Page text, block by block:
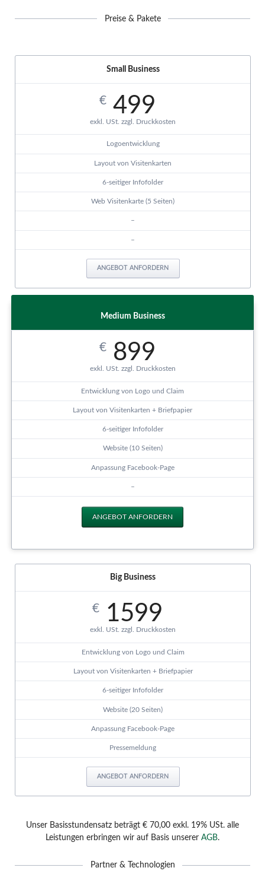
Preise & Pakete
Small Business
€ 499
exkl. USt. zzgl. Druckkosten
Logoentwicklung
Layout von Visitenkarten
6-seitiger Infofolder
Web Visitenkarte (5 Seiten)
–
–
ANGEBOT ANFORDERN
Medium Business
€899
exkl. USt. zzgl. Druckkosten
Entwicklung von Logo und Claim
Layout von Visitenkarten + Briefpapier
6-seitiger Infofolder
Website (10 Seiten)
Anpassung Facebook-Page
–
ANGEBOT ANFORDERN
Big Business
€ 1599
exkl. USt. zzgl. Druckkosten
Entwicklung von Logo und Claim
Layout von Visitenkarten + Briefpapier
6-seitiger Infofolder
Website (20 Seiten)
Anpassung Facebook-Page
Pressemeldung
ANGEBOT ANFORDERN
Unser Basisstundensatz beträgt € 70,00 exkl. 19% USt. alle
Leistungen erbringen wir auf Basis unserer AGB.
Partner & Technologien